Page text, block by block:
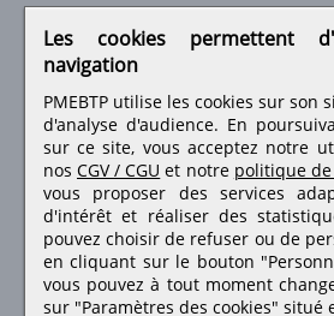
Retrouvez-nous sur les
Les cookies permettent
navigation
PMEBTP utilise les cookies sur son
d'analyse d'audience. En
sur ce site, vous acceptez notre
nos CGV / CGU et notre politique
vous proposer des services
d'intérêt et réaliser des
pouvez choisir de refuser ou de
en cliquant sur le bouton
vous pouvez à tout moment
sur "Paramètres des cookies" situé